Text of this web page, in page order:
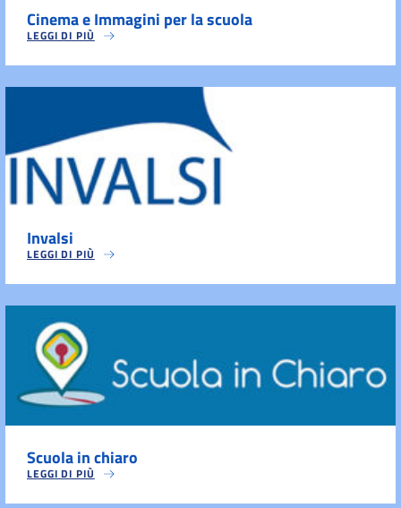
Cinema e Immagini per la scuola
LEGGI DI PIÙ
Invalsi
LEGGI DI PIÙ
Scuola in chiaro
LEGGI DI PIÙ